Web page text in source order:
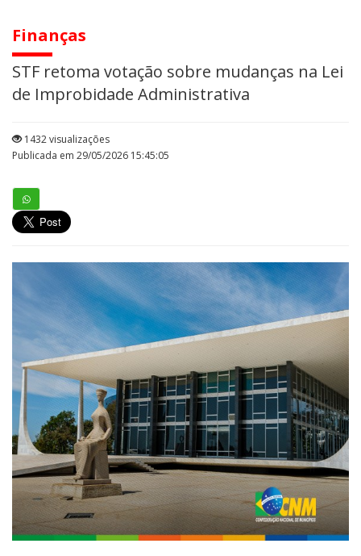
Finanças
STF retoma votação sobre mudanças na Lei
de Improbidade Administrativa
1432 visualizações
Publicada em 29/05/2026 15:45:05